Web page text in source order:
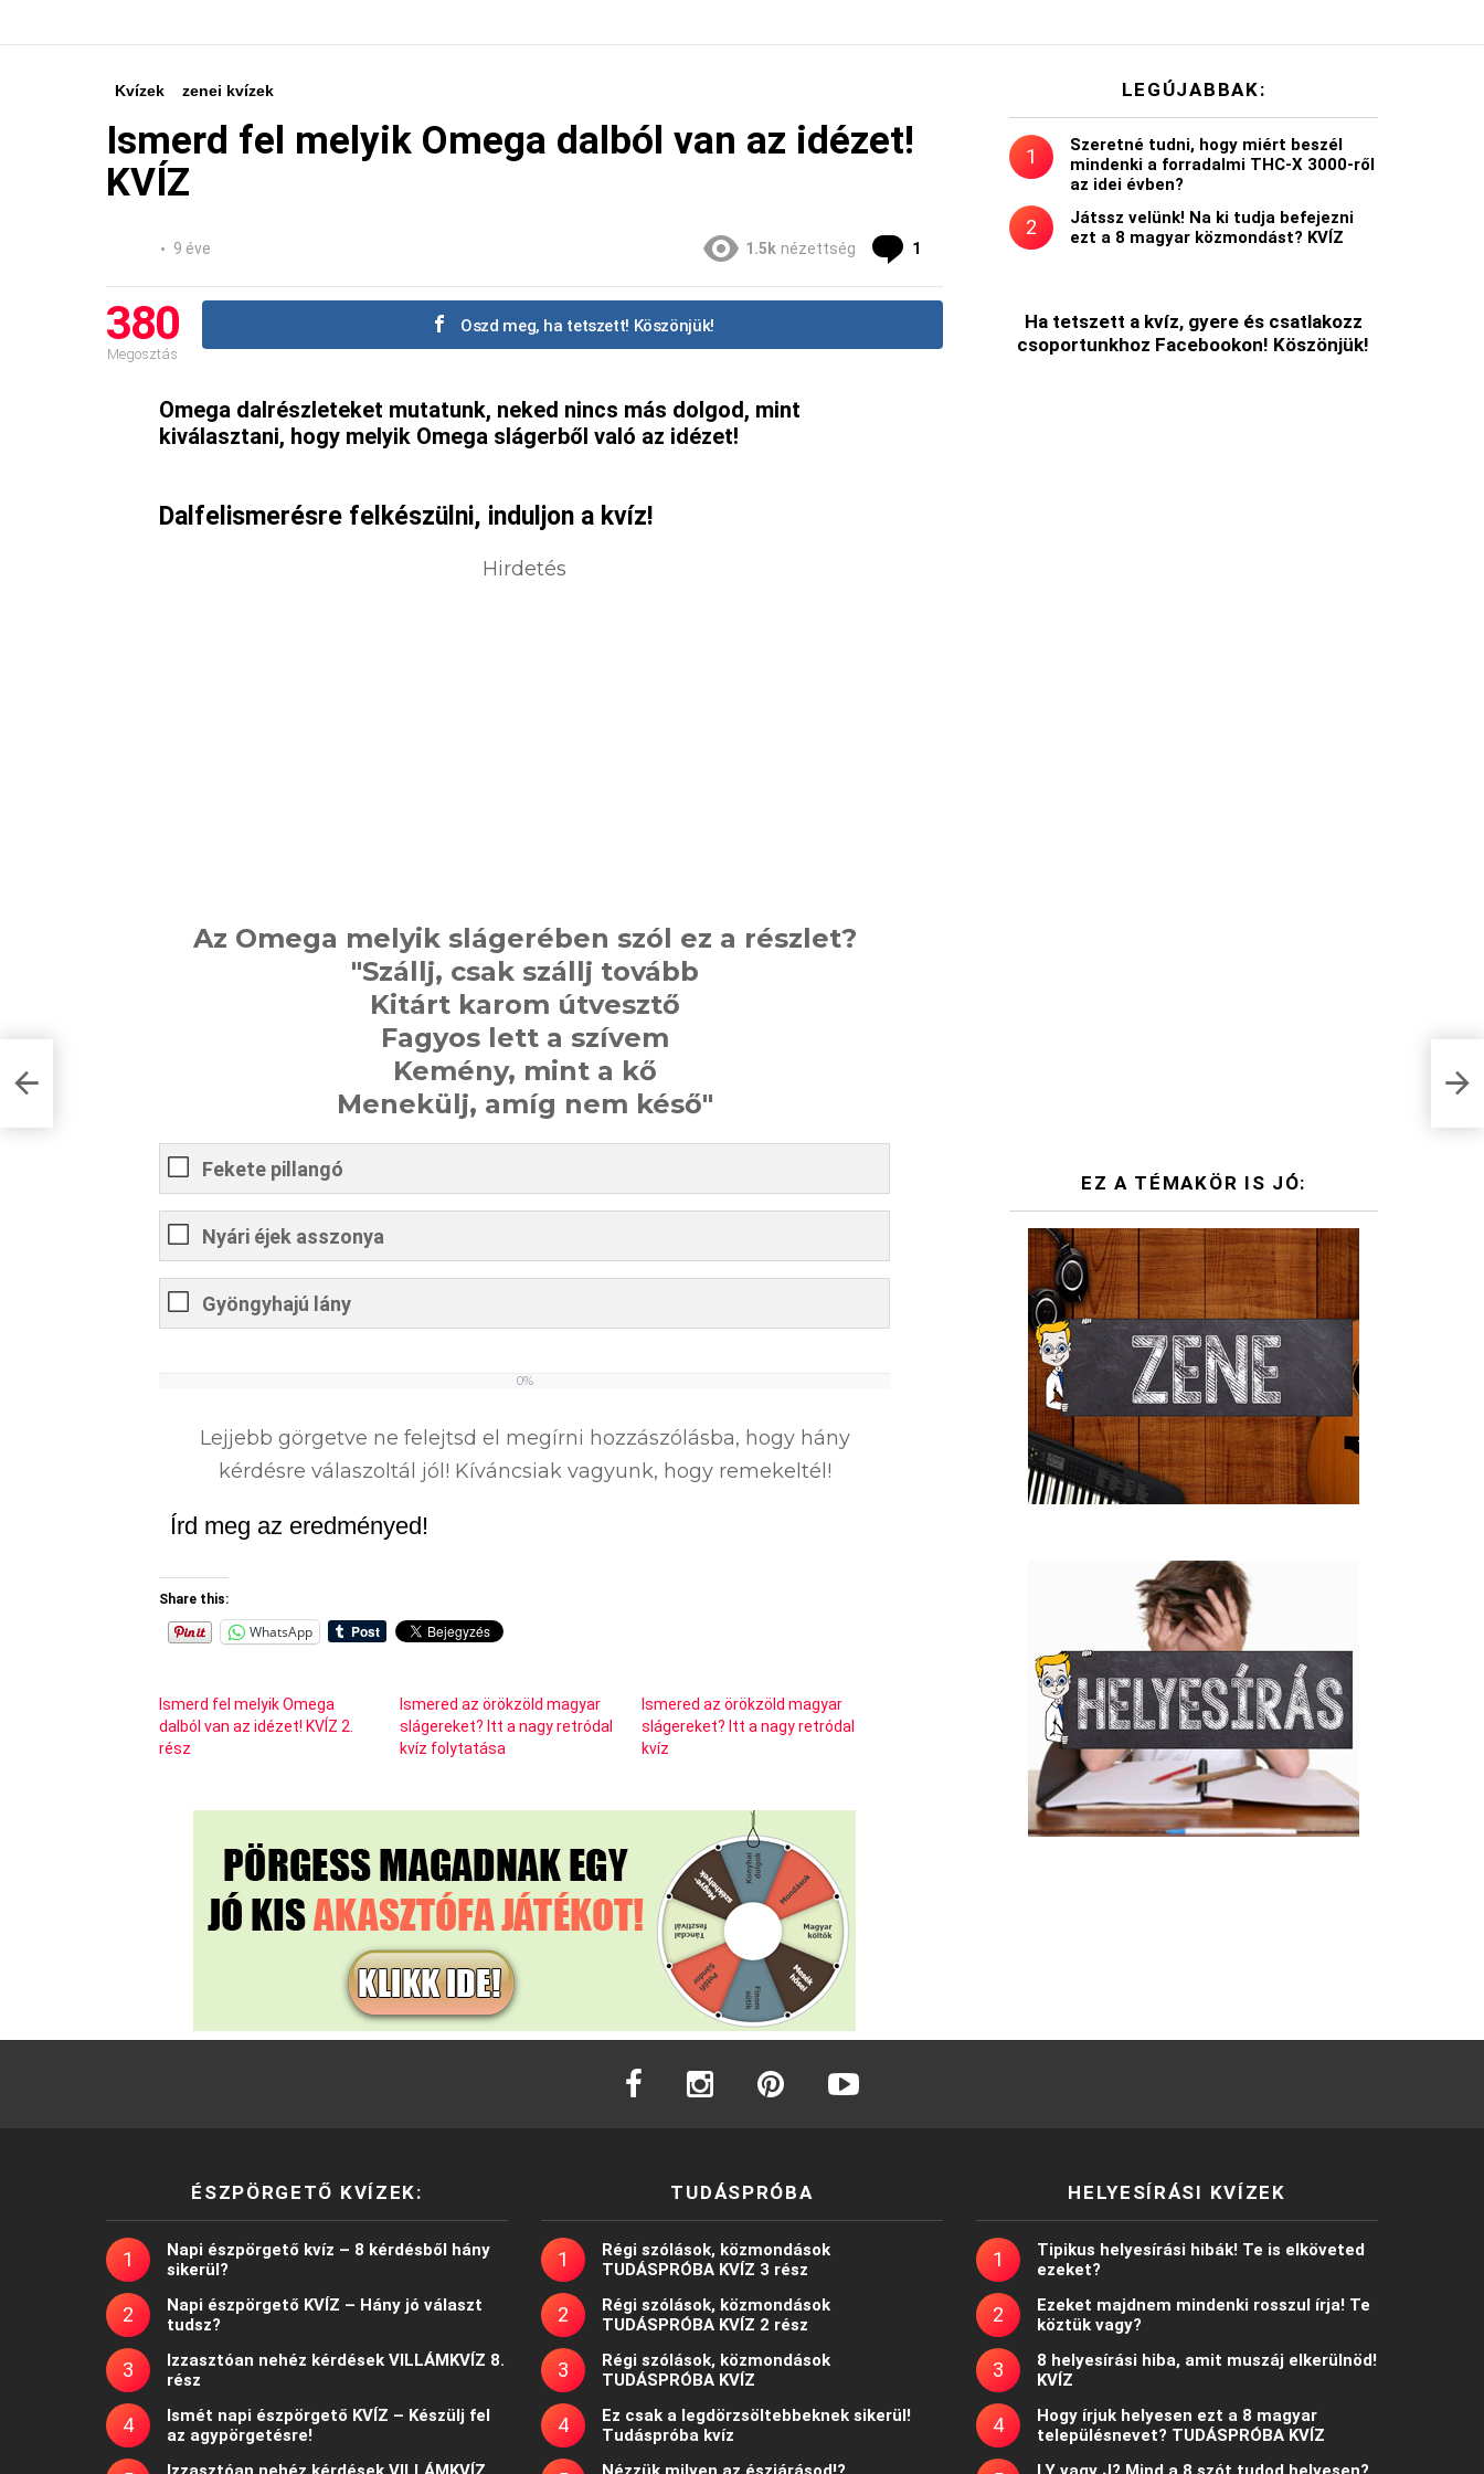
Kvízek zenei kvízek
Ismerd fel melyik Omega dalból van az idézet!
KVÍZ
9 éve 1.5k nézettség 1
380
Megosztás
Oszd meg, ha tetszett! Köszönjük!
Omega dalrészleteket mutatunk, neked nincs más dolgod, mint
kiválasztani, hogy melyik Omega slágerből való az idézet!
Dalfelismerésre felkészülni, induljon a kvíz!
Hirdetés
Az Omega melyik slágerében szól ez a részlet?
"Szállj, csak szállj tovább
Kitárt karom útvesztő
Fagyos lett a szívem
Kemény, mint a kő
Menekülj, amíg nem késő"
Fekete pillangó
Nyári éjek asszonya
Gyöngyhajú lány
0%
Lejjebb görgetve ne felejtsd el megírni hozzászólásba, hogy hány
kérdésre válaszoltál jól! Kíváncsiak vagyunk, hogy remekeltél!
Írd meg az eredményed!
Share this:
WhatsApp
Ismerd fel melyik Omega
dalból van az idézet! KVÍZ 2.
rész
Ismered az örökzöld magyar
slágereket? Itt a nagy retródal
kvíz folytatása
Ismered az örökzöld magyar
slágereket? Itt a nagy retródal
kvíz
KVÍZ
LEGÚJABBAK:
Szeretné tudni, hogy miért beszél
mindenki a forradalmi THC-X 3000-ről
az idei évben?
Játssz velünk! Na ki tudja befejezni
ezt a 8 magyar közmondást? KVÍZ
Ha tetszett a kvíz, gyere és csatlakozz
csoportunkhoz Facebookon! Köszönjük!
EZ A TÉMAKÖR IS JÓ:
facebook instagram
ÉSZPÖRGETŐ KVÍZEK:
Napi észpörgető kvíz – 8 kérdésből hány
sikerül?
Napi észpörgető KVÍZ – Hány jó választ
tudsz?
Izzasztóan nehéz kérdések VILLÁMKVÍZ 8.
rész
Ismét napi észpörgető KVÍZ – Készülj fel
az agypörgetésre!
TUDÁSPRÓBA
Régi szólások, közmondások
TUDÁSPRÓBA KVÍZ 3 rész
Régi szólások, közmondások
TUDÁSPRÓBA KVÍZ 2 rész
Régi szólások, közmondások
TUDÁSPRÓBA KVÍZ
Ez csak a legdörzsöltebbeknek sikerül!
Tudáspróba kvíz
HELYESÍRÁSI KVÍZEK
Tipikus helyesírási hibák! Te is elköveted
ezeket?
Ezeket majdnem mindenki rosszul írja! Te
köztük vagy?
8 helyesírási hiba, amit muszáj elkerülnöd!
KVÍZ
Hogy írjuk helyesen ezt a 8 magyar
településnevet? TUDÁSPRÓBA KVÍZ